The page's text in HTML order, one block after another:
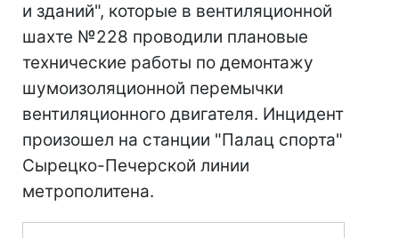
и зданий", которые в вентиляционной
шахте №228 проводили плановые
технические работы по демонтажу
шумоизоляционной перемычки
вентиляционного двигателя. Инцидент
произошел на станции "Палац спорта"
Сырецко-Печерской линии
метрополитена.